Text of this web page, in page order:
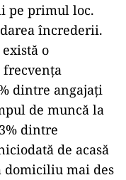
pe primul loc.
încrederii.
o
frecvența
dintre angajați
de muncă la
dintre
de acasă
domiciliu mai des